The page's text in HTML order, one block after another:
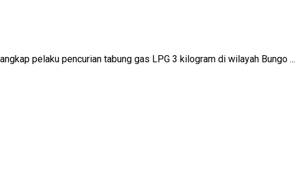
pelaku pencurian tabung gas LPG 3 kilogram di wilayah Bungo ...